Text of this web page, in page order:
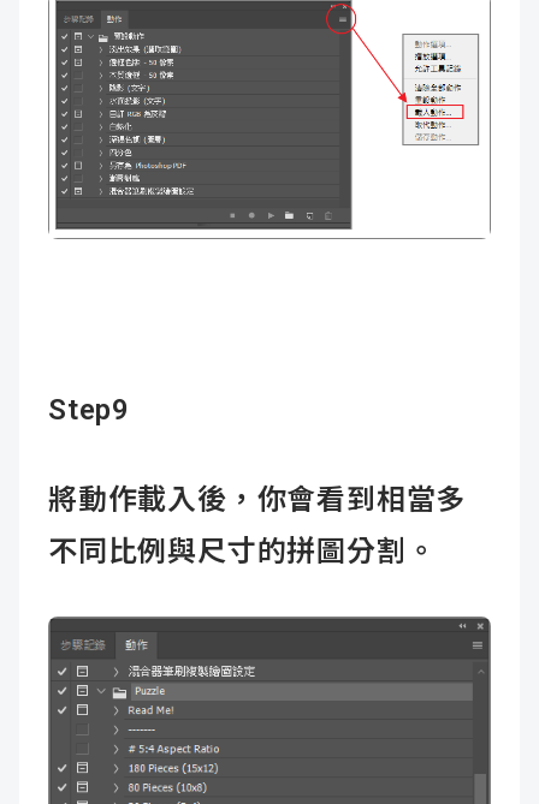
Step9
將動作載入後，你會看到相當多
不同比例與尺寸的拼圖分割。